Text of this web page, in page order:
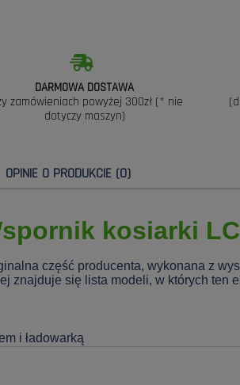
DARMOWA DOSTAWA
zamówieniach powyżej 300zł (* nie
dotyczy maszyn)
OPINIE O PRODUKCIE (0)
kosiarki
część producenta, wykonana z
znajduje się lista modeli, w których ten
i ładowarką